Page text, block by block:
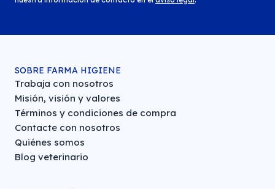
SOBRE FARMA HIGIENE
Trabaja con nosotros
Misión, visión y valores
Términos y condiciones de compra
Contacte con nosotros
Quiénes somos
Blog veterinario